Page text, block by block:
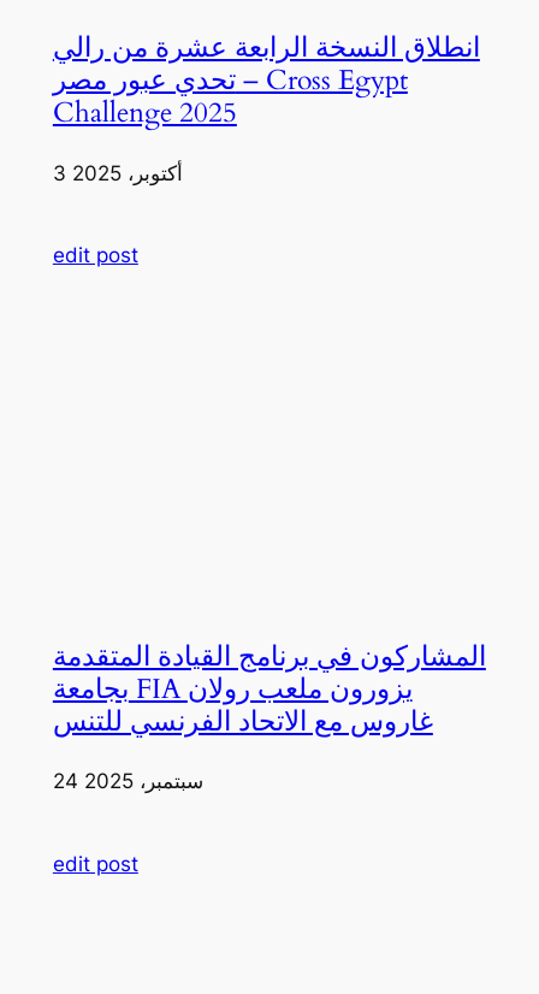
انطلاق النسخة الرابعة عشرة من رالي
تحدي عبور مصر – Cross Egypt
Challenge 2025
3 أكتوبر، 2025
edit post
المشاركون في برنامج القيادة المتقدمة
بجامعة FIA يزورون ملعب رولان
غاروس مع الاتحاد الفرنسي للتنس
24 سبتمبر، 2025
edit post